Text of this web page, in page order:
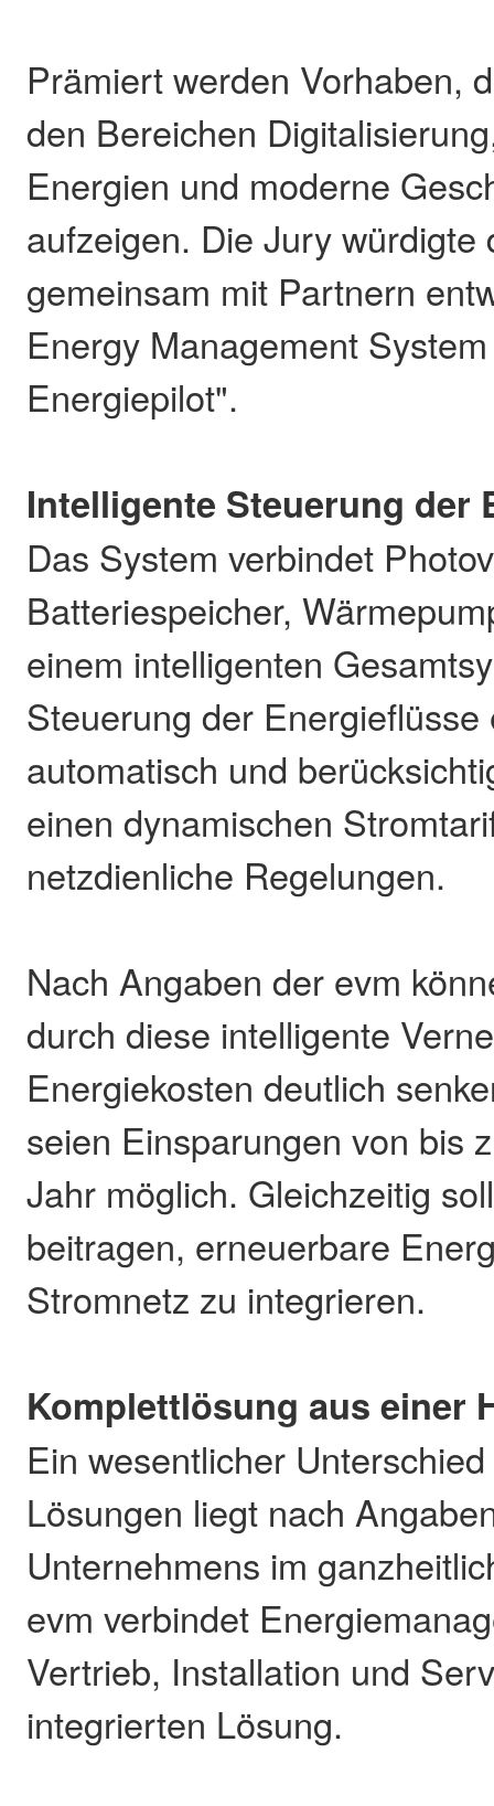
Prämiert werden Vorhaben,
den Bereichen
Energien und moderne
aufzeigen. Die Jury würdigte
gemeinsam mit Partnern
Energy Management
Energiepilot".
Intelligente Steuerung der
Das System verbindet
Batteriespeicher,
einem intelligenten
Steuerung der Energieflüsse
automatisch und
einen dynamischen
netzdienliche Regelungen.
Nach Angaben der evm
durch diese intelligente
Energiekosten deutlich
seien Einsparungen von bis
Jahr möglich. Gleichzeitig
beitragen, erneuerbare
Stromnetz zu integrieren.
Komplettlösung aus einer
Ein wesentlicher
Lösungen liegt nach
Unternehmens im
evm verbindet
Vertrieb, Installation und
integrierten Lösung.